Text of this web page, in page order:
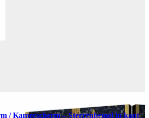
/ Kamerscherm – Sterrenhemel in kant